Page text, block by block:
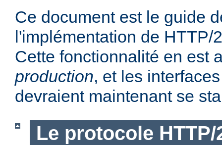
Ce document est le guide
l'implémentation de HTTP/
Cette fonctionnalité en est
production, et les
devraient maintenant se
Le protocole HTTP/